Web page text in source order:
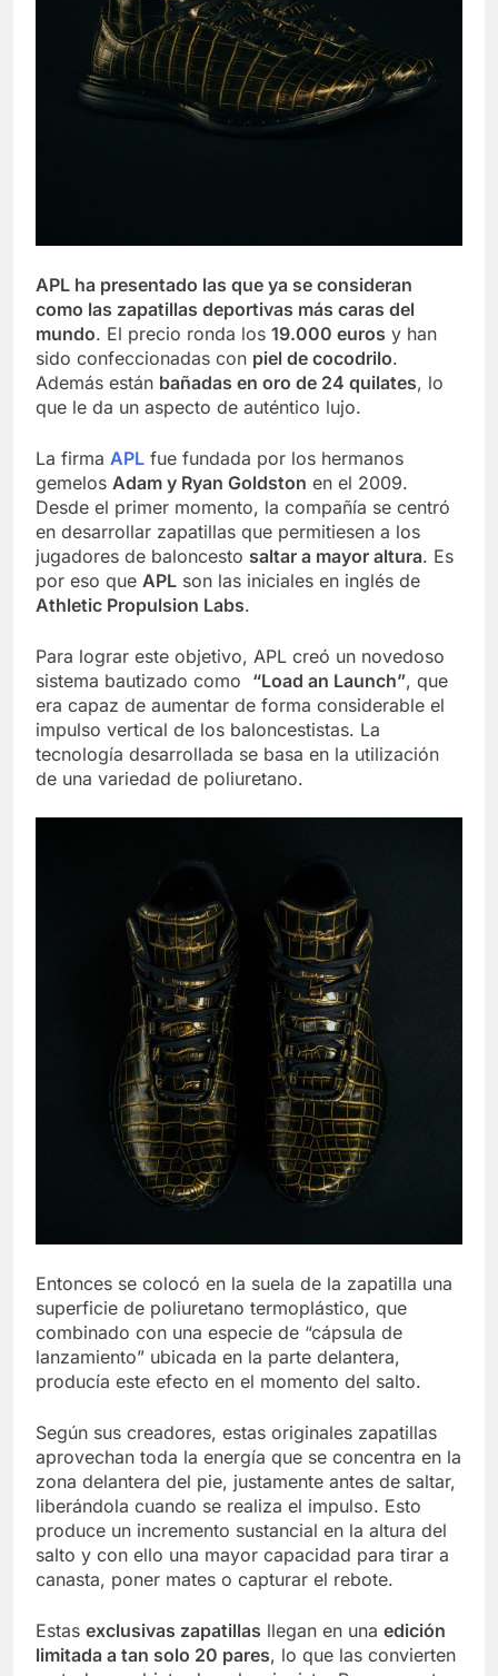
APL ha presentado las que ya se consideran
como las zapatillas deportivas más caras del
mundo. El precio ronda los 19.000 euros y han
sido confeccionadas con piel de cocodrilo.
Además están bañadas en oro de 24 quilates, lo
que le da un aspecto de auténtico lujo.
La firma APL fue fundada por los hermanos
gemelos Adam y Ryan Goldston en el 2009.
Desde el primer momento, la compañía se centró
en desarrollar zapatillas que permitiesen a los
jugadores de baloncesto saltar a mayor altura. Es
por eso que APL son las iniciales en inglés de
Athletic Propulsion Labs.
Para lograr este objetivo, APL creó un novedoso
sistema bautizado como “Load an Launch”, que
era capaz de aumentar de forma considerable el
impulso vertical de los baloncestistas. La
tecnología desarrollada se basa en la utilización
de una variedad de poliuretano.
Entonces se colocó en la suela de la zapatilla una
superficie de poliuretano termoplástico, que
combinado con una especie de “cápsula de
lanzamiento” ubicada en la parte delantera,
producía este efecto en el momento del salto.
Según sus creadores, estas originales zapatillas
aprovechan toda la energía que se concentra en la
zona delantera del pie, justamente antes de saltar,
liberándola cuando se realiza el impulso. Esto
produce un incremento sustancial en la altura del
salto y con ello una mayor capacidad para tirar a
canasta, poner mates o capturar el rebote.
Estas exclusivas zapatillas llegan en una edición
limitada a tan solo 20 pares, lo que las convierten